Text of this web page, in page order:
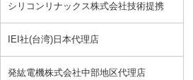
シリコンリナックス株式会社技術提携
IEI社(台湾)日本代理店
発紘電機株式会社中部地区代理店